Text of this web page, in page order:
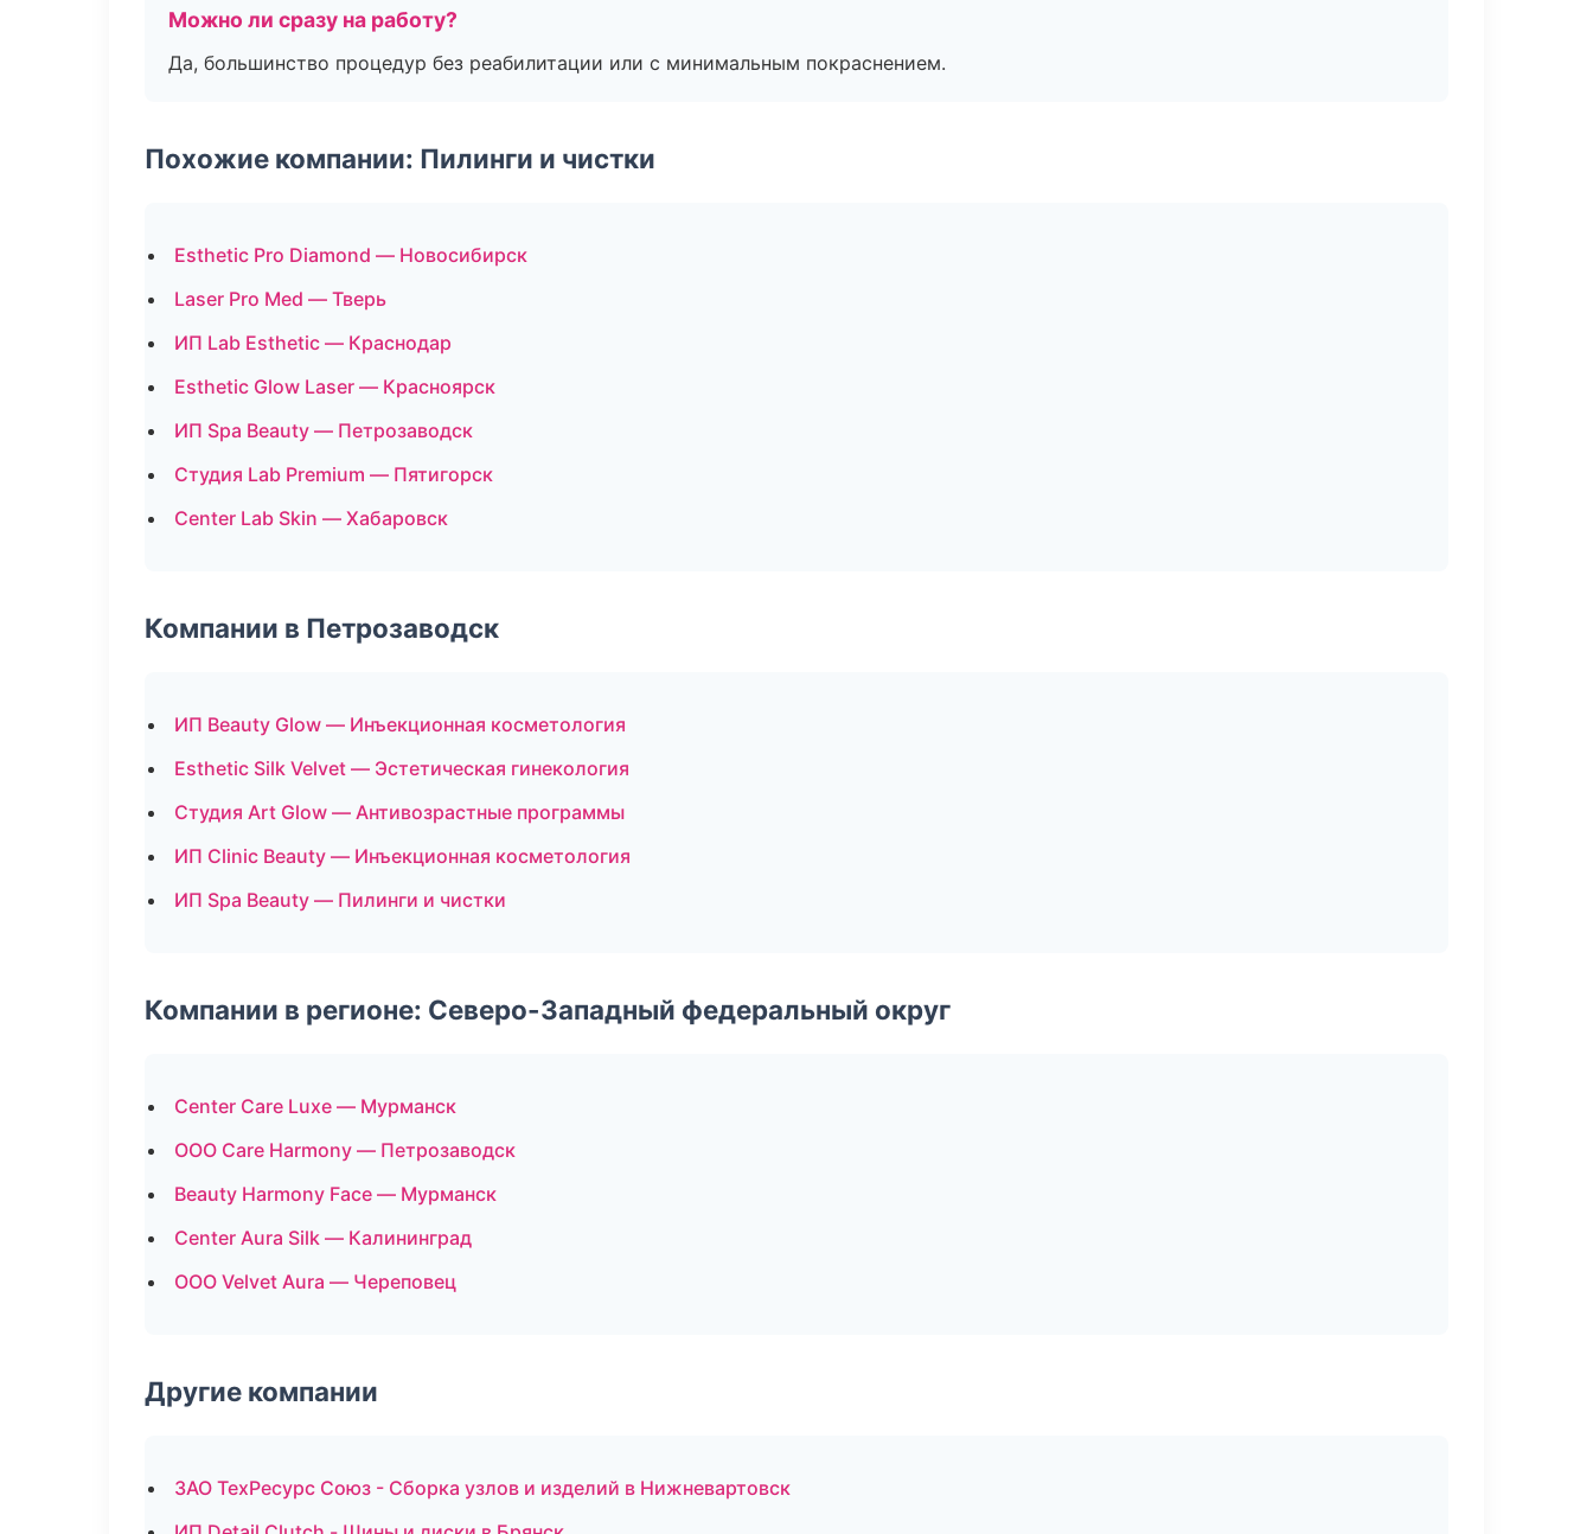
Можно ли сразу на работу?
Да, большинство процедур без реабилитации или с минимальным покраснением.
Похожие компании: Пилинги и чистки
Esthetic Pro Diamond — Новосибирск
Laser Pro Med — Тверь
ИП Lab Esthetic — Краснодар
Esthetic Glow Laser — Красноярск
ИП Spa Beauty — Петрозаводск
Студия Lab Premium — Пятигорск
Center Lab Skin — Хабаровск
Компании в Петрозаводск
ИП Beauty Glow — Инъекционная косметология
Esthetic Silk Velvet — Эстетическая гинекология
Студия Art Glow — Антивозрастные программы
ИП Clinic Beauty — Инъекционная косметология
ИП Spa Beauty — Пилинги и чистки
Компании в регионе: Северо-Западный федеральный округ
Center Care Luxe — Мурманск
ООО Care Harmony — Петрозаводск
Beauty Harmony Face — Мурманск
Center Aura Silk — Калининград
ООО Velvet Aura — Череповец
Другие компании
ЗАО ТехРесурс Союз - Сборка узлов и изделий в Нижневартовск